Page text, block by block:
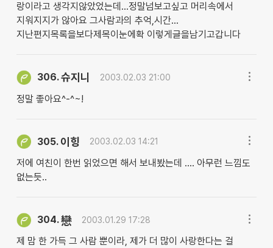
랑이라고 생각지않았었는데...정말넘보고싶고 머리속에서
지워지지가 않아요 그사람과의 추억,시간...
지난편지목록을보다제목이눈에확 이렇게글을남기고갑니다
306.슈지니 2003.02.03 21:00
정말 좋아요^-^~!
305. 이힝 2003.02.03 14:21
저에 여친이 한번 읽었으면 해서 보내봤는데 .... 아무런 느낌도
없는듯..
304.戀 2003.01.29 17:28
제 맘 한 가득 그 사람 뿐이라, 제가 더 많이 사랑한다는 걸